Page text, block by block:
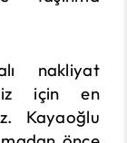
nakliyat
için en
Kayaoğlu